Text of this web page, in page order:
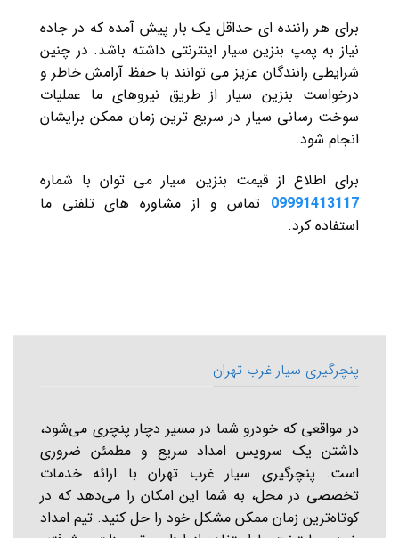
برای هر راننده ای حداقل یک بار پیش آمده که در جاده
نیاز به پمپ بنزین سیار اینترنتی داشته باشد. در چنین
شرایطی رانندگان عزیز می توانند با حفظ آرامش خاطر و
درخواست بنزین سیار از طریق نیروهای ما عملیات
سوخت رسانی سیار در سریع ترین زمان ممکن برایشان
انجام شود.
برای اطلاع از قیمت بنزین سیار می توان با شماره
09991413117
تماس و از مشاوره های تلفنی ما
استفاده کرد.
پنچرگیری سیار غرب تهران
در مواقعی که خودرو شما در مسیر دچار پنچری می‌شود،
داشتن یک سرویس امداد سریع و مطمئن ضروری
است. پنچرگیری سیار غرب تهران با ارائه خدمات
تخصصی در محل، به شما این امکان را می‌دهد که در
کوتاه‌ترین زمان ممکن مشکل خود را حل کنید. تیم امداد